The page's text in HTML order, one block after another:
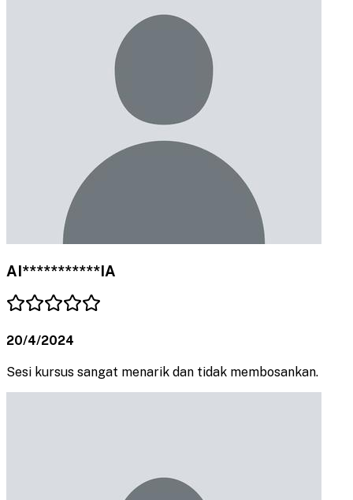
AI***********IA
20/4/2024
Sesi kursus sangat menarik dan tidak membosankan.